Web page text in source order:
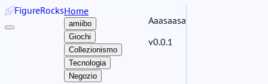
FigureRocksHome
amiibo
Giochi
Collezionismo
Tecnologia
Negozio
Aaasaasa
v0.0.1